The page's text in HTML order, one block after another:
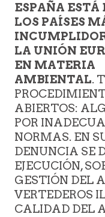
ESPAÑA ESTÁ
LOS PAÍSES
LA UNIÓN
EN MATERIA
AMBIENTAL.
ABIERTOS:
POR
NORMAS. EN
DENUNCIA SE
EJECUCIÓN,
GESTIÓN DEL
VERTEDEROS
CALIDAD DEL